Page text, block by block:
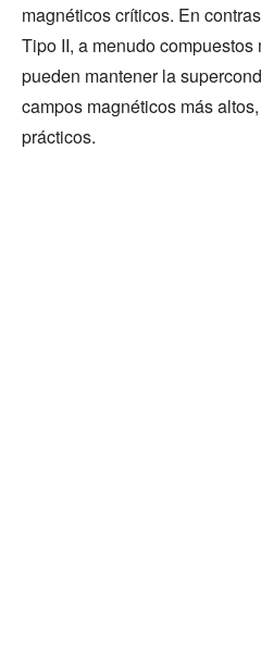
magnéticos críticos. En
Tipo II, a menudo
pueden mantener la
campos magnéticos más
prácticos.